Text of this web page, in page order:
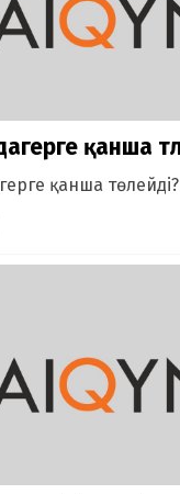
қанша
қанша төлейді?